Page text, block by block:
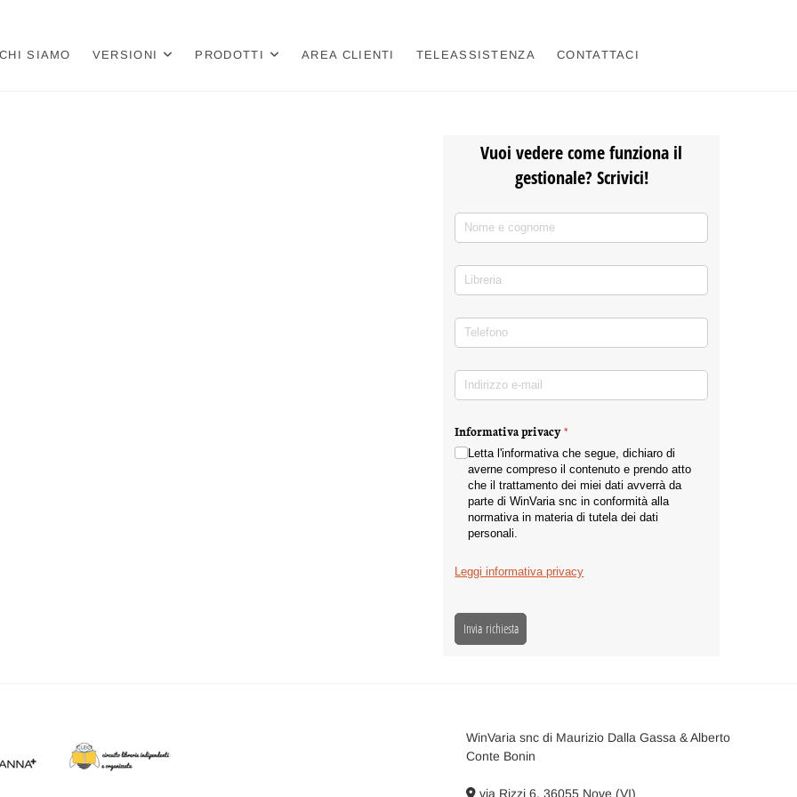
CHI SIAMO VERSIONI PRODOTTI AREA CLIENTI TELEASSISTENZA CONTATTACI
Vuoi vedere come funziona il
gestionale? Scrivici!
Nome e cognome
Libreria
Telefono
Indirizzo e-mail(richiesto)
Informativa privacy*
(richiesto)
Letta l'informativa che segue, dichiaro di
averne compreso il contenuto e prendo atto
che il trattamento dei miei dati avverrà da
parte di WinVaria snc in conformità alla
normativa in materia di tutela dei dati
personali.
Leggi informativa privacy
Invia richiesta
WinVaria snc di Maurizio Dalla Gassa & Alberto
Conte Bonin
via Rizzi 6, 36055 Nove (VI)